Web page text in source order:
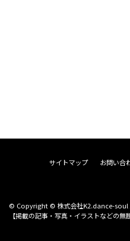
サイトマップ お問い合
© Copyright © 株式会社K2.dance-soul
【掲載の記事・写真・イラストなどの無